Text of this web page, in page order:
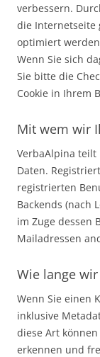
verbessern.
die Internetseite
optimiert
Wenn Sie sich
Sie bitte die
Cookie in Ihrem
Mit wem wir
VerbaAlpina teilt
Daten.
registrierten
Backends (nach
im Zuge dessen
Mailadressen
Wie lange
Wenn Sie einen
inklusive
diese Art
erkennen und